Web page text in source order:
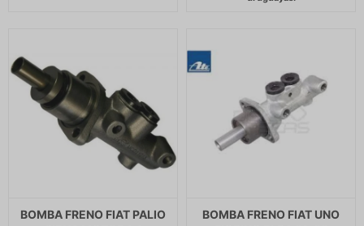
BOMBA FRENO FIAT PALIO
BOMBA FRENO FIAT UNO